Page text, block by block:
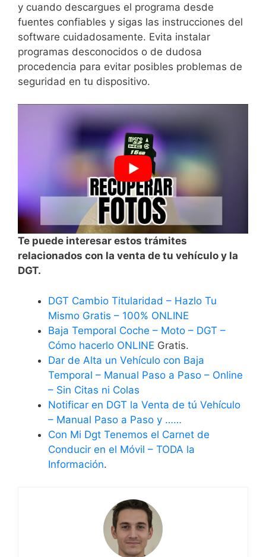
‌y cuando descargues el programa desde
fuentes confiables y sigas ​las instrucciones del
software cuidadosamente. Evita instalar
programas desconocidos o ​de‌ dudosa
procedencia para evitar posibles problemas de
seguridad en tu dispositivo.
Te puede interesar estos trámites
relacionados con la venta de tu vehículo y la
DGT.
DGT Cambio Titularidad – Hazlo Tu
Mismo Gratis – 100% ONLINE
Baja Temporal Coche – Moto – DGT –
Cómo hacerlo ONLINE Gratis.
Dar de Alta un Vehículo con Baja
Temporal – Manual Paso a Paso – Online
– Sin Citas ni Colas
Notificar en DGT la Venta de tú Vehículo
– Manual Paso a Paso y ……
Con Mi Dgt Tenemos el Carnet de
Conducir en el Móvil – TODA la
Información.